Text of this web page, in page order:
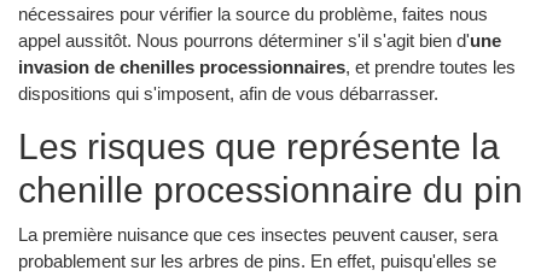
nécessaires pour vérifier la source du problème, faites nous
appel aussitôt. Nous pourrons déterminer s'il s'agit bien d'une
invasion de chenilles processionnaires, et prendre toutes les
dispositions qui s'imposent, afin de vous débarrasser.
Les risques que représente la
chenille processionnaire du pin
La première nuisance que ces insectes peuvent causer, sera
probablement sur les arbres de pins. En effet, puisqu'elles se